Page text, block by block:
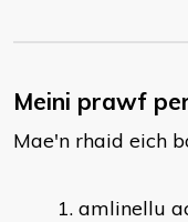
Meini prawf
Mae'n rhaid eich
​amlinellu